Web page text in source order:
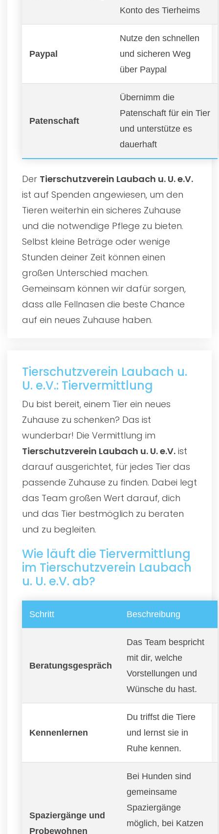
Konto des Tierheims
Paypal
Nutze den schnellen
und sicheren Weg
über Paypal
Patenschaft
Übernimm die
Patenschaft für ein Tier
und unterstütze es
dauerhaft
Der Tierschutzverein Laubach u. U. e.V.
ist auf Spenden angewiesen, um den
Tieren weiterhin ein sicheres Zuhause
und die notwendige Pflege zu bieten.
Selbst kleine Beträge oder wenige
Stunden deiner Zeit können einen
großen Unterschied machen.
Gemeinsam können wir dafür sorgen,
dass alle Fellnasen die beste Chance
auf ein neues Zuhause haben.
Tierschutzverein Laubach u.
U. e.V.: Tiervermittlung
Du bist bereit, einem Tier ein neues
Zuhause zu schenken? Das ist
wunderbar! Die Vermittlung im
Tierschutzverein Laubach u. U. e.V. ist
darauf ausgerichtet, für jedes Tier das
passende Zuhause zu finden. Dabei legt
das Team großen Wert darauf, dich
und das Tier bestmöglich zu beraten
und zu begleiten.
Wie läuft die Tiervermittlung
im Tierschutzverein Laubach
u. U. e.V. ab?
Schritt Beschreibung
Beratungsgespräch
Das Team bespricht
mit dir, welche
Vorstellungen und
Wünsche du hast.
Kennenlernen
Du triffst die Tiere
und lernst sie in
Ruhe kennen.
Spaziergänge und
Probewohnen
Bei Hunden sind
gemeinsame
Spaziergänge
möglich, bei Katzen